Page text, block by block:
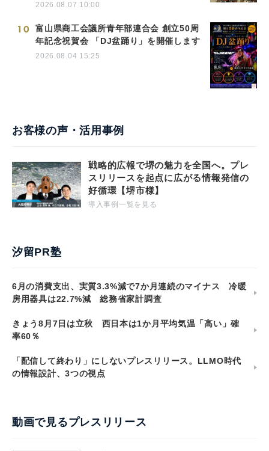
2026.08.07 10:00
10
富山県商工会議所青年部連合会 創立50周
年記念祝賀会 「DJ盆踊り」を開催します
2026.08.04 15:25
お客様の声・活用事例
戦略的広報で堺の魅力を全国へ。プレ
スリリースを起点に広がる情報発信の
好循環【堺市様】
導入事例一覧を見る
汐留PR塾
6月の消費支出、実質3.3%減で7か月連続のマイナス 冷暖
房用器具は22.7%減 総務省家計調査
きょう8月7日は立秋 西日本は1か月平均気温「高い」確
率60％
「配信して終わり」にしないプレスリリース。LLMO時代
の情報設計、3つの視点
動画で見るプレスリリース